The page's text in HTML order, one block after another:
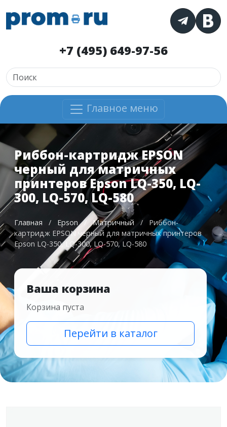
+7 (495) 649-97-56
Главное меню
Риббон-картридж EPSON
черный для матричных
принтеров Epson LQ-350, LQ-
300, LQ-570, LQ-580
Главная / Epson / Матричный /
Риббон-
картридж EPSON черный для матричных принтеров
Epson LQ-350, LQ-300, LQ-570, LQ-580
Ваша корзина
Корзина пуста
Перейти в каталог